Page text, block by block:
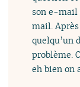
son e-mail
mail.
quelqu’un
problème.
eh bien on